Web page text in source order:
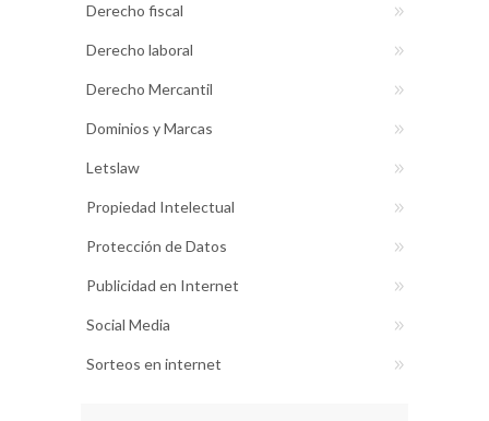
Derecho fiscal
Derecho laboral
Derecho Mercantil
Dominios y Marcas
Letslaw
Propiedad Intelectual
Protección de Datos
Publicidad en Internet
Social Media
Sorteos en internet